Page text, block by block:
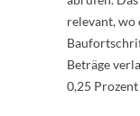
relevant, wo
Beträge
0,25